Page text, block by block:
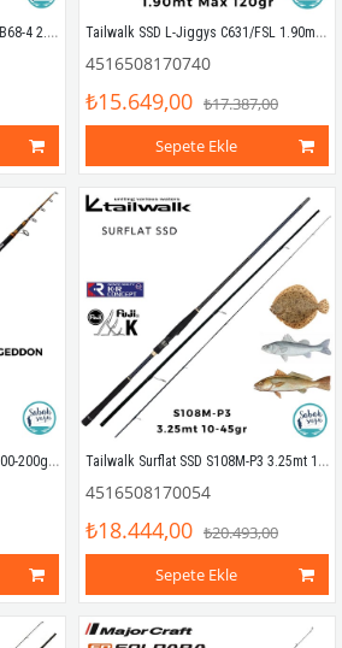
Shimano Grappler Type Slow J B68-4 2.03mt 330gr (S2P) Tetikli Slow Jigging Kamış Tailwalk SSD L-Jiggys C631/FSL 1.90mt Max 120gr (S2P) Tetikli Light Jigging Kamış
4516508170740
₺15.649,00 ₺17.387,00
Sepete Ekle
Remixon Armageddon 4.20mt 100-200gr Teleskopik Surf Kamış Tailwalk Surflat SSD S108M-P3 3.25mt 10-45gr (3P) Spin Kamış
4516508170054
₺18.444,00 ₺20.493,00
Sepete Ekle